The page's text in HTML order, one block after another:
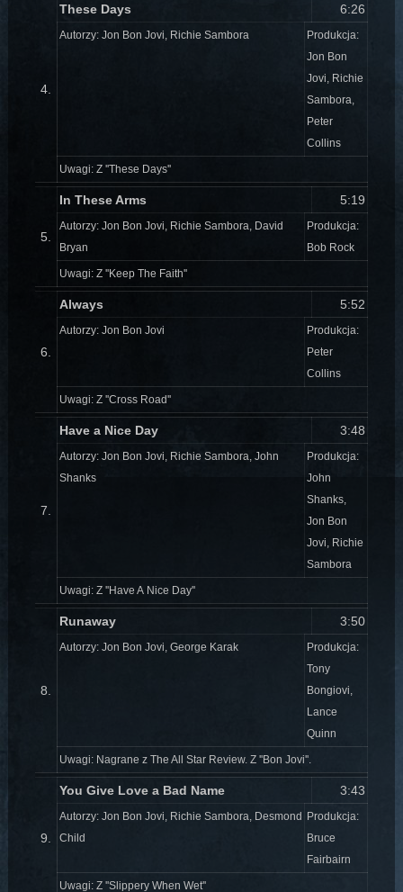
4.
These Days 6:26
Autorzy: Jon Bon Jovi, Richie Sambora
Produkcja:
Jon Bon
Jovi, Richie
Sambora,
Peter
Collins
Uwagi: Z ''These Days''
5.
In These Arms 5:19
Autorzy: Jon Bon Jovi, Richie Sambora, David
Bryan
Produkcja:
Bob Rock
Uwagi: Z ''Keep The Faith''
6.
Always 5:52
Autorzy: Jon Bon Jovi
Produkcja:
Peter
Collins
Uwagi: Z ''Cross Road''
7.
Have a Nice Day 3:48
Autorzy: Jon Bon Jovi, Richie Sambora, John
Shanks
Produkcja:
John
Shanks,
Jon Bon
Jovi, Richie
Sambora
Uwagi: Z ''Have A Nice Day''
8.
Runaway 3:50
Autorzy: Jon Bon Jovi, George Karak
Produkcja:
Tony
Bongiovi,
Lance
Quinn
Uwagi: Nagrane z The All Star Review. Z ''Bon Jovi''.
9.
You Give Love a Bad Name 3:43
Autorzy: Jon Bon Jovi, Richie Sambora, Desmond
Child
Produkcja:
Bruce
Fairbairn
Uwagi: Z ''Slippery When Wet''